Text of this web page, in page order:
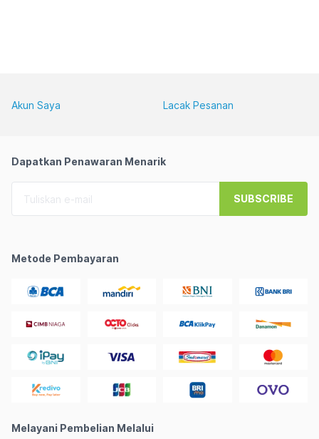
Akun Saya Lacak Pesanan
Dapatkan Penawaran Menarik
SUBSCRIBE
Metode Pembayaran
Melayani Pembelian Melalui